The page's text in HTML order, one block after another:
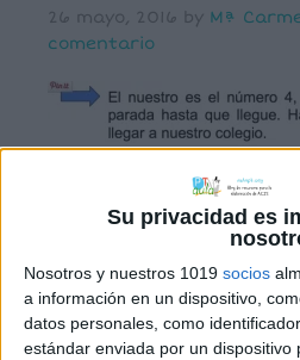
Su privacidad es
Nosotros y nuestros 1019 socios
a información en un dispositivo,
datos personales, como
estándar enviada por un dispositivo
26 mayo, 2016 by Mª
comentario